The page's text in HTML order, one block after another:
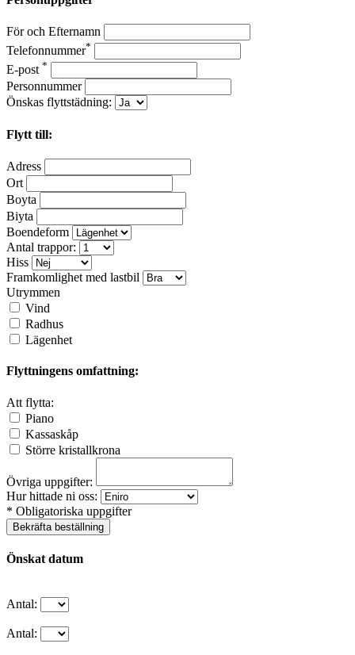
För och Efternamn
Telefonnummer*
E-post *
Personnummer
Önskas flyttstädning:
Flytt till:
Adress
Ort
Boyta
Biyta
Boendeform
Antal trappor:
Hiss
Framkomlighet med lastbil
Utrymmen
Vind
Radhus
Lägenhet
Flyttningens omfattning:
Att flytta:
Piano
Kassaskåp
Större kristallkrona
Övriga uppgifter:
Hur hittade ni oss:
* Obligatoriska uppgifter
Bekräfta beställning
Önskat datum
Antal:
Antal: